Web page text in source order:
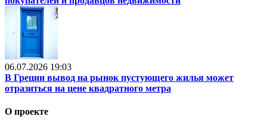
06.07.2026 19:03
В Греции вывод на рынок пустующего жилья может
отразиться на цене квадратного метра
О проекте